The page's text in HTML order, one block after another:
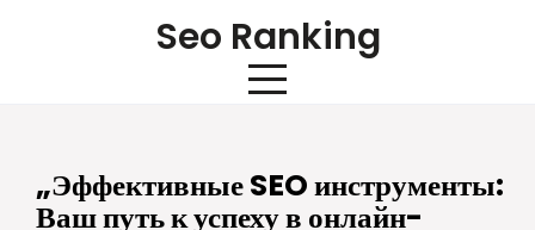
Seo Ranking
„Эффективные SEO инструменты:
Ваш путь к успеху в онлайн-